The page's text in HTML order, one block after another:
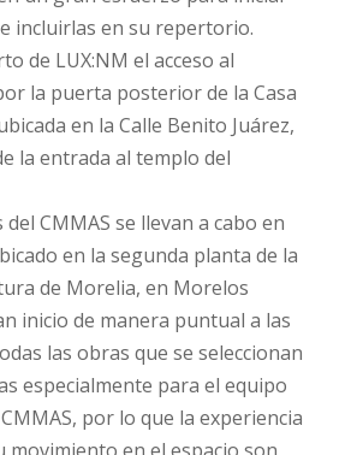
incluirlas en su repertorio.
de LUX:NM el acceso al
la puerta posterior de la Casa
en la Calle Benito Juárez,
la entrada al templo del
CMMAS se llevan a cabo en
en la segunda planta de la
de Morelia, en Morelos
inicio de manera puntual a las
las obras que se seleccionan
especialmente para el equipo
por lo que la experiencia